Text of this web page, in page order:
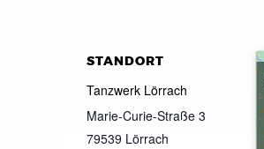
STANDORT
Tanzwerk Lörrach
Marie-Curie-Straße 3
79539 Lörrach